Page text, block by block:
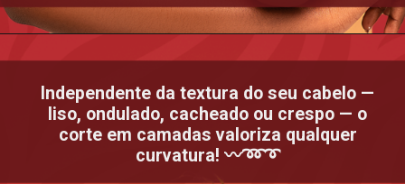
Independente da textura do seu cabelo —
liso, ondulado, cacheado ou crespo — o
corte em camadas valoriza qualquer
curvatura! 〰️➿➰